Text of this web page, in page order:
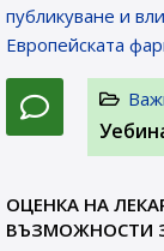
публикуване и
Европейската
ОЦЕНКА НА
ВЪЗМОЖНОСТИ